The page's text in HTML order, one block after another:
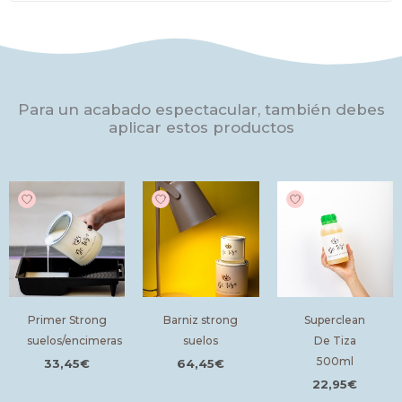
En 2 o 3 días estará seco para el uso pero no será hasta pasados los
21 días que la pintura no cure y el secado sea total. Tened esto muy
secado. Remover bien la pintura para que los tintes se mezclen
Para un acabado espectacular, también debes
aplicar estos productos
Primer Strong
suelos/encimeras
33,45€
Barniz strong
suelos
64,45€
Superclean
De Tiza
500ml
22,95€